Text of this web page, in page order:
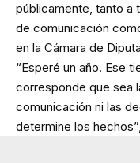
públicamente, tanto a
de comunicación
en la Cámara de
“Esperé un año. Ese
corresponde que sea
comunicación ni las
determine los